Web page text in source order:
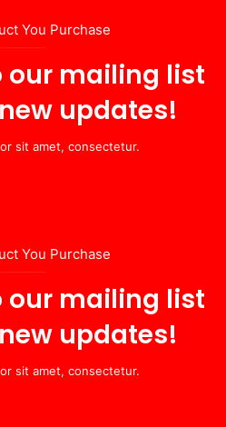
You Purchase
our mailing list
updates!
sit amet, consectetur.
You Purchase
our mailing list
updates!
sit amet, consectetur.